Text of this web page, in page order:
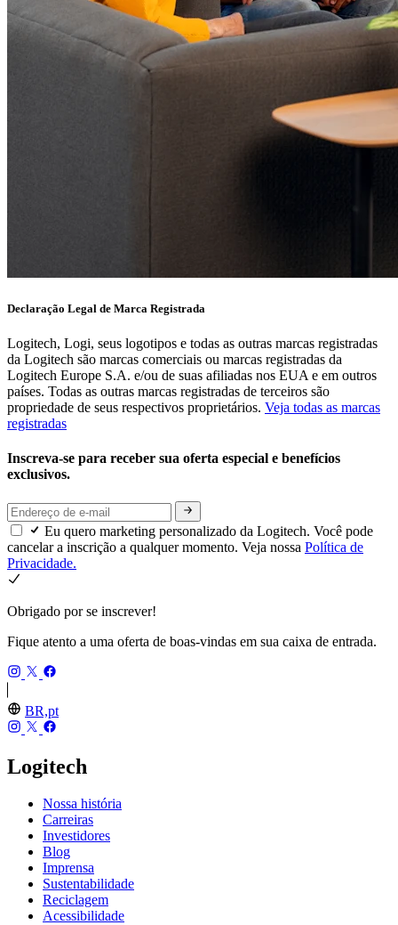
Declaração Legal de Marca Registrada
Logitech, Logi, seus logotipos e todas as outras marcas registradas
da Logitech são marcas comerciais ou marcas registradas da
Logitech Europe S.A. e/ou de suas afiliadas nos EUA e em outros
países. Todas as outras marcas registradas de terceiros são
propriedade de seus respectivos proprietários. Veja todas as marcas
registradas
Inscreva-se para receber sua oferta especial e benefícios
exclusivos.
Eu quero marketing personalizado da Logitech. Você pode
cancelar a inscrição a qualquer momento. Veja nossa Política de
Privacidade.
Obrigado por se inscrever!
Fique atento a uma oferta de boas-vindas em sua caixa de entrada.
BR,pt
Logitech
Nossa história
Carreiras
Investidores
Blog
Imprensa
Sustentabilidade
Reciclagem
Acessibilidade